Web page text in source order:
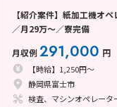
【紹介案件】紙加工機オ
／月29万～／寮完備
月収例291,000 円
【時給】1,250円～
静岡県富士市
検査、マシンオペレータ